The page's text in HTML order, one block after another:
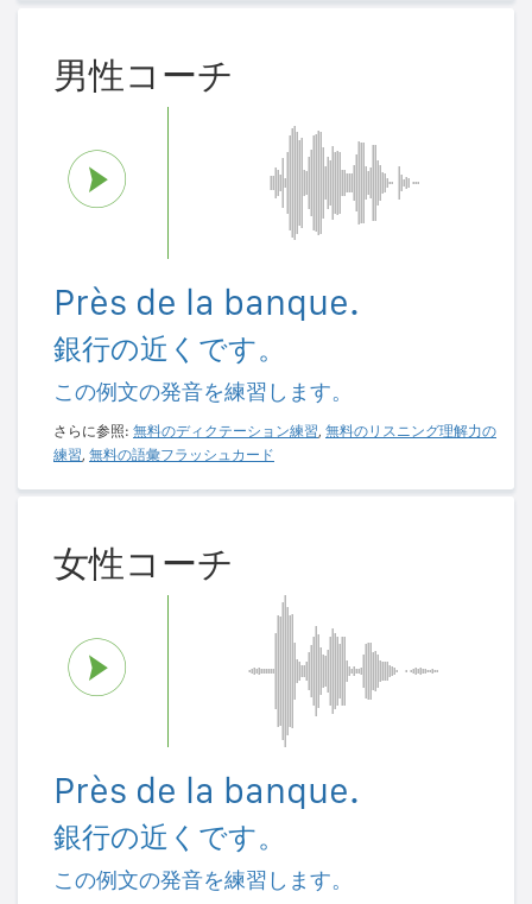
男性コーチ
Près de la banque.
銀行の近くです。
この例文の発音を練習します。
さらに参照: 無料のディクテーション練習, 無料のリスニング理解力の
練習, 無料の語彙フラッシュカード
女性コーチ
Près de la banque.
銀行の近くです。
この例文の発音を練習します。